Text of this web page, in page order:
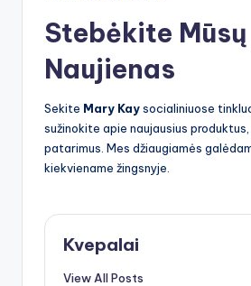
Stebėkite Mūsų
Naujienas
Sekite Mary Kaysocialiniuose
sužinokite apie naujausius
patarimus. Mes džiaugiamės
kiekviename žingsnyje.
Kvepalai
View All Posts